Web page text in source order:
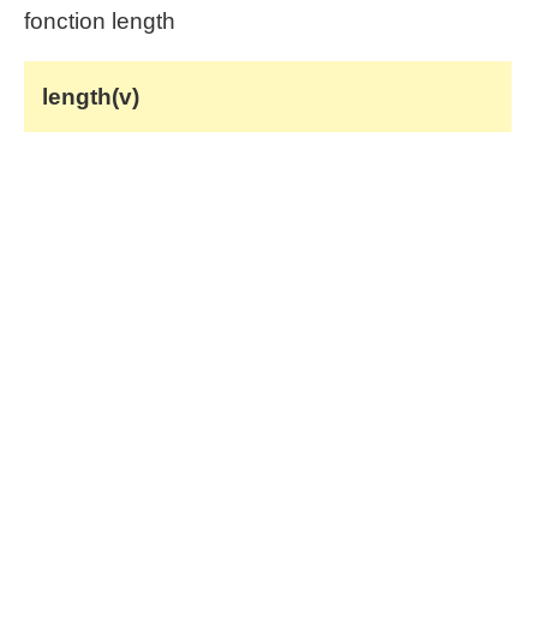
fonction length
length(v)